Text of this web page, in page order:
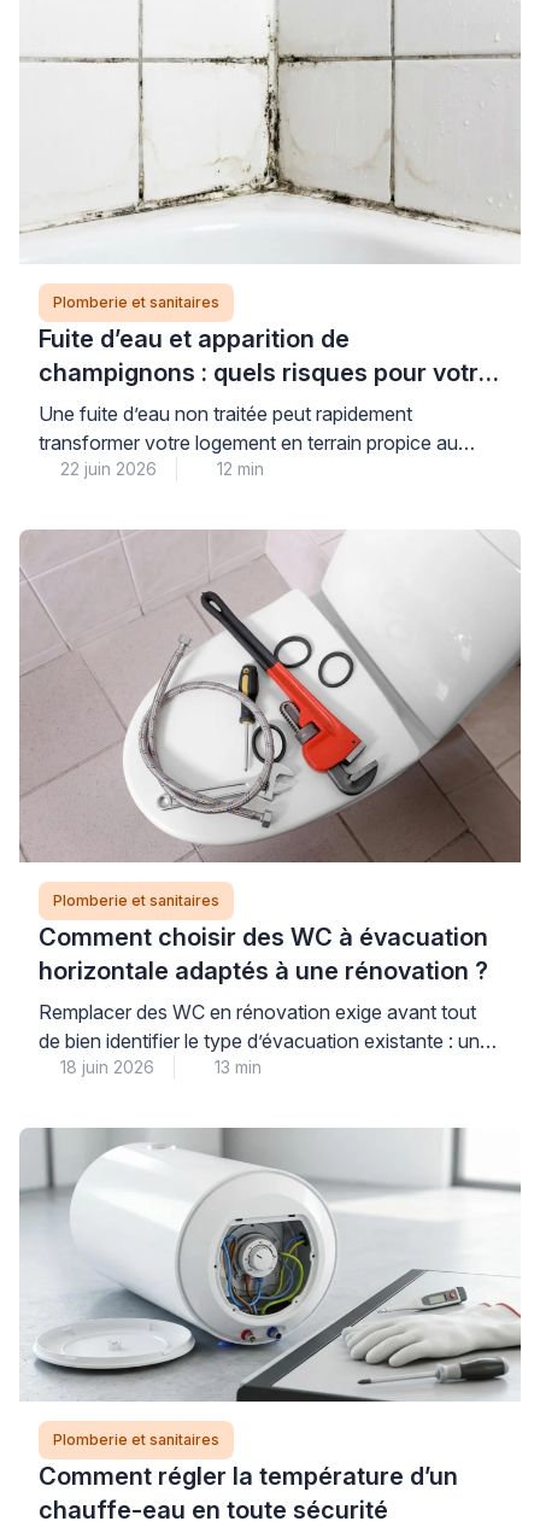
Plomberie et sanitaires
Fuite d’eau et apparition de
champignons : quels risques pour votre
logement et votre santé ?
Une fuite d’eau non traitée peut rapidement
transformer votre logement en terrain propice au
développement de champignons et moisissures,
solidité de votre habitat. Cette situation, plus
fréquente qu’on ne le pense dans les pièces humides,
nécessite une intervention rapide et qualifiée pour
éviter que les dégâts […]
22 juin 2026 12 min
Plomberie et sanitaires
Comment choisir des WC à évacuation
horizontale adaptés à une rénovation ?
Remplacer des WC en rénovation exige avant tout
de bien identifier le type d’évacuation existante : une
évacuation horizontale (sortie murale arrière) impose
sol, et choisir un modèle incompatible peut engendrer
des travaux de plomberie imprévus et coûteux. Pour
garantir un achat réussi et éviter toute mauvaise
18 juin 2026 13 min
Plomberie et sanitaires
Comment régler la température d’un
chauffe-eau en toute sécurité